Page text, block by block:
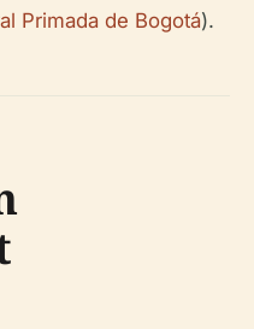
Primada de Bogotá).